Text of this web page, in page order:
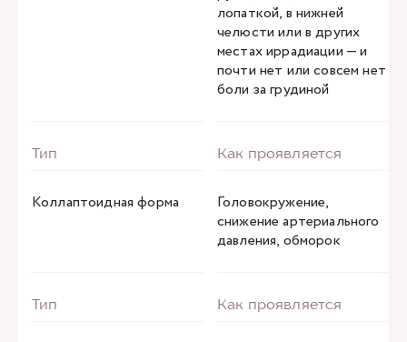
лопаткой, в нижней
челюсти или в других
местах иррадиации — и
почти нет или совсем нет
боли за грудиной
Коллаптоидная форма
Головокружение,
снижение артериального
давления, обморок